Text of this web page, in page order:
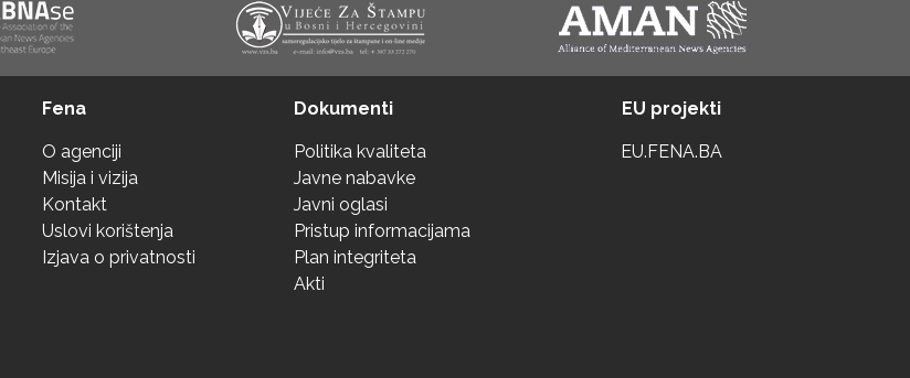
Fena
O agenciji
Misija i vizija
Kontakt
Uslovi korištenja
Izjava o privatnosti
Dokumenti
Politika kvaliteta
Javne nabavke
Javni oglasi
Pristup informacijama
Plan integriteta
Akti
EU projekti
EU.FENA.BA